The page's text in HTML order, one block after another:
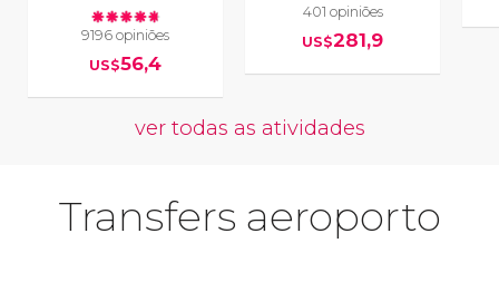
9196 opiniões
US$56,4
401 opiniões
US$281,9
ver todas as atividades
Transfers aeroporto